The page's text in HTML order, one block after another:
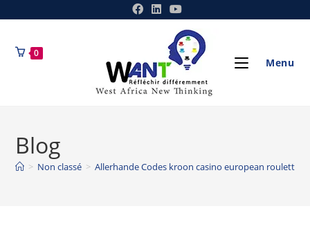
0
Menu
Blog
> Non classé > Allerhande Codes kroon casino european roulette